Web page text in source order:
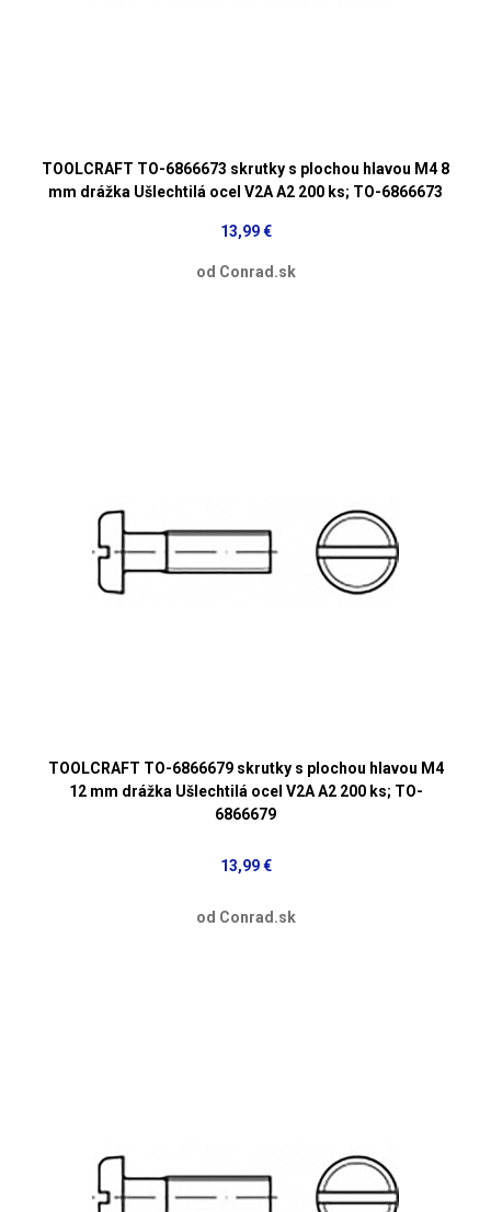
TOOLCRAFT TO-6866673 skrutky s plochou hlavou M4 8
mm drážka Ušlechtilá ocel V2A A2 200 ks; TO-6866673
13,99 €
od Conrad.sk
TOOLCRAFT TO-6866679 skrutky s plochou hlavou M4
12 mm drážka Ušlechtilá ocel V2A A2 200 ks; TO-
6866679
13,99 €
od Conrad.sk